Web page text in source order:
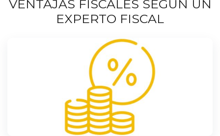
VENTAJAS FISCALES SEGÚN UN
EXPERTO FISCAL